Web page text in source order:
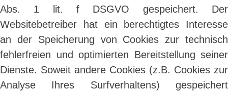
Abs. 1 lit. f DSGVO gespeichert. Der
Websitebetreiber hat ein berechtigtes Interesse
an der Speicherung von Cookies zur technisch
fehlerfreien und optimierten Bereitstellung seiner
Dienste. Soweit andere Cookies (z.B. Cookies zur
Analyse Ihres Surfverhaltens) gespeichert